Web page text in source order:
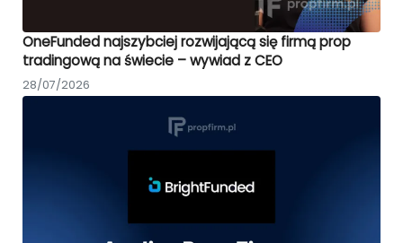
OneFunded najszybciej rozwijającą się firmą prop
tradingową na świecie – wywiad z CEO
28/07/2026